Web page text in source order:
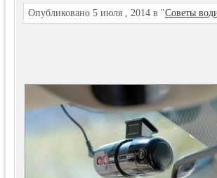
Опубликовано 5 июля , 2014 в "Советы